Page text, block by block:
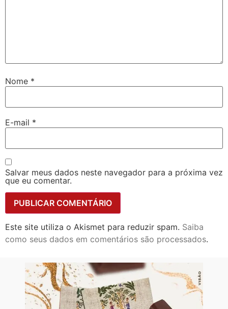
Nome *
E-mail *
Salvar meus dados neste navegador para a próxima vez
que eu comentar.
Este site utiliza o Akismet para reduzir spam. Saiba
como seus dados em comentários são processados.